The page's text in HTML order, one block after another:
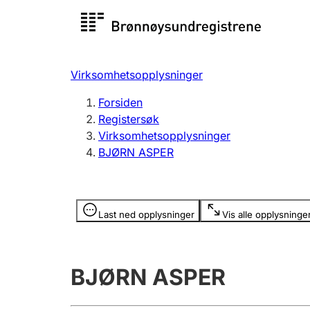
Registersøk
Registrere, endre, slette
Virksomhetsopplysninger
Forsiden
Registersøk
Virksomhetsopplysninger
BJØRN ASPER
Last ned opplysninger Vis alle
Opplysninger er skjult
BJØRN ASPER